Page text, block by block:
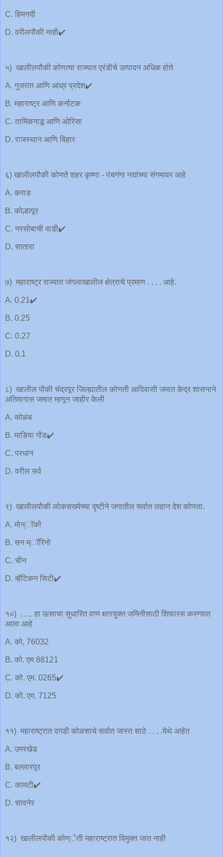
C. हिमनदी
D. वरीलपौकी नाही✔️
५) खालीलपौकी कोणत्या राज्यात एरंडीचे उत्पादन अधिक होते
A. गुजरात आणि आंध्र प्रदेश✔️
B. महाराष्ट्र आणि कर्नाटक
C. तामिळनाडू आणि ओरिसा
D. राजस्थान आणि बिहार
६) खालीलपौकी कोणते शहर कृष्णा - पंचगंगा नद्यांच्या संगमावर आहे
A. कराड
B. कोल्हापूर
C. नरसोबाची वाडी✔️
D. सातारा
७) महाराष्ट्र राज्यात जंगलाखालील क्षेत्राचे प्रमाण . . . . आहे.
A. 0.21✔️
B. 0.25
C. 0.27
D. 0.1
८) खालील पौकी चंद्रपूर जिल्ह्यातील कोणती आदिवासी जमात केद्र शासनाने
अतिमागास जमात म्हणून जाहीर केली
A. कोळंब
B. माडिया गोंड✔️
C. परधान
D. वरील सर्व
९) खालीलपौकी लोकसख्येच्या दृष्टीने जगातील सर्वात लहान देश कोणता.
A. मोन्ॉको
B. सन म्ॉरिनो
C. चीन
D. व्हॅटिकन सिटी✔️
१०) . . .. हा ऊसाचा सुधारित वाण क्षारयुक्त जमिनीसाठी शिफारस करण्यात
आला आहे
A. को, 76032
B. को. एम 88121
C. को. एम. 0265✔️
D. को. एम. 7125
११) महाराष्ट्रात दगडी कोळशाचे सर्वात जास्त साठे . . . .येथे आहेत
A. उमरखेड
B. बल्लारपूर
C. कामटी✔️
D. सावनेर
१२) खालीलपौकी कोण्ेती महाराष्ट्रात विमुक्त जात नाही